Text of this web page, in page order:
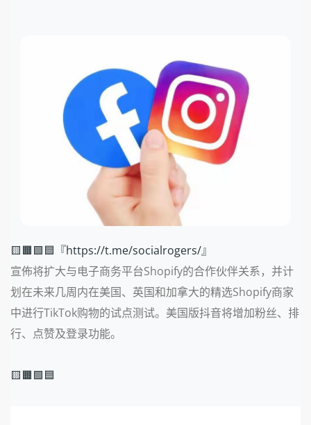
🟨🟧🟩🟦『https://t.me/socialrogers/』
宣佈将扩大与电子商务平台Shopify的合作伙伴关系，并计
划在未来几周内在美国、英国和加拿大的精选Shopify商家
中进行TikTok购物的试点测试。美国版抖音将增加粉丝、排
行、点赞及登录功能。
🟨🟧🟩🟦